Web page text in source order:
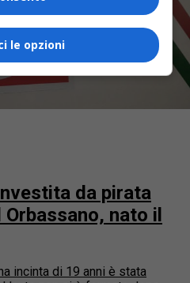
da pirata
nato il
incinta di 19 anni è stata
le opzioni